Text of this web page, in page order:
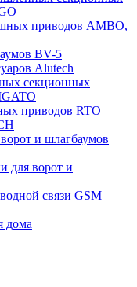
приводов AMBO,
BV-5
Alutech
секционных
приводов RTO
и шлагбаумов
для ворот и
связи GSM
дома